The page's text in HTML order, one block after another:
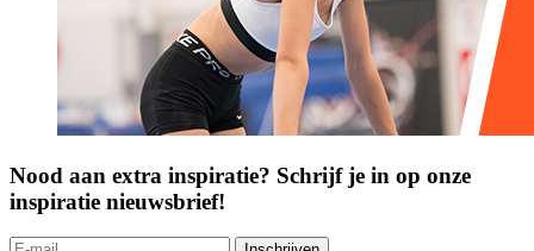
Nood aan extra inspiratie? Schrijf je in op onze
inspiratie nieuwsbrief!